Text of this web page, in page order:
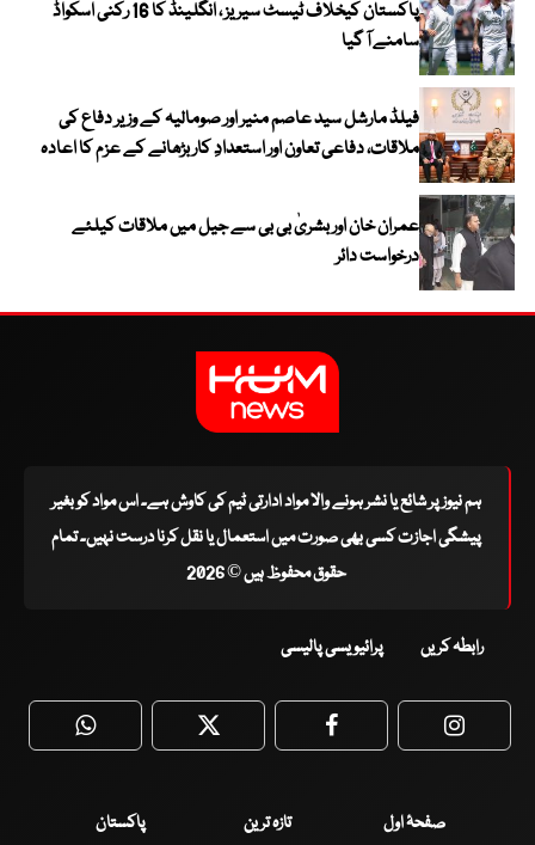
پاکستان کیخلاف ٹیسٹ سیریز ، انگلینڈ کا 16 رکنی اسکواڈ
سامنے آ گیا
فیلڈ مارشل سید عاصم منیر اور صومالیہ کے وزیر دفاع کی
ملاقات، دفاعی تعاون اور استعدادِ کار بڑھانے کے عزم کا اعادہ
عمران خان اور بشریٰ بی بی سے جیل میں ملاقات کیلئے
درخواست دائر
ہم نیوز پر شائع یا نشر ہونے والا مواد ادارتی ٹیم کی کاوش ہے۔ اس مواد کو بغیر
پیشگی اجازت کسی بھی صورت میں استعمال یا نقل کرنا درست نہیں۔ تمام
حقوق محفوظ ہیں © 2026
رابطہ کریں پرائیویسی پالیسی
WhatsApp Twitter Facebook
صفحۂ اول تازہ ترین
پاکستان